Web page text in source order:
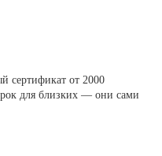
сертификат от 2000
для близких — они сами